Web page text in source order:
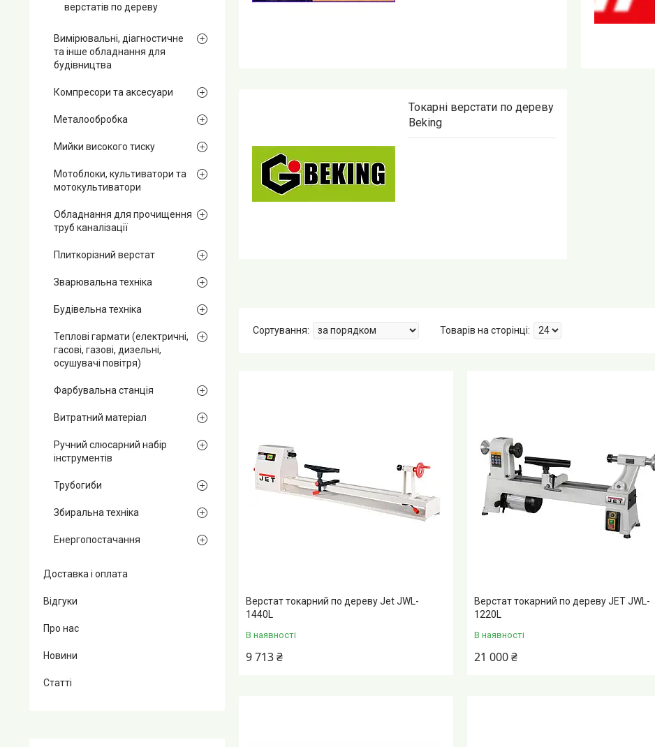
Токарні верстати по дереву
Beking
Верстат токарний по дереву Jet JWL-
1440L
В наявності
9 713 ₴
Верстат токарний по дереву JET JWL-
1220L
В наявності
21 000 ₴
верстатів по дереву
Вимірювальні, діагностичне
та інше обладнання для
будівництва
Компресори та аксесуари
Металообробка
Мийки високого тиску
Мотоблоки, культиватори та
мотокультиватори
Обладнання для прочищення
труб каналізації
Плиткорізний верстат
Зварювальна техніка
Будівельна техніка
Теплові гармати (електричні,
гасові, газові, дизельні,
осушувачі повітря)
Фарбувальна станція
Витратний матеріал
Ручний слюсарний набір
інструментів
Трубогиби
Збиральна техніка
Енергопостачання
Доставка і оплата
Відгуки
Про нас
Новини
Статті